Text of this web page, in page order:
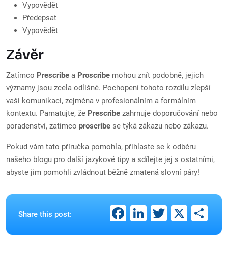
Vypovědět
Předepsat
Vypovědět
Závěr
Zatímco Prescribe a Proscribe mohou znít podobně, jejich
významy jsou zcela odlišné. Pochopení tohoto rozdílu zlepší
vaši komunikaci, zejména v profesionálním a formálním
kontextu. Pamatujte, že Prescribe zahrnuje doporučování nebo
poradenství, zatímco proscribe se týká zákazu nebo zákazu.
Pokud vám tato příručka pomohla, přihlaste se k odběru
našeho blogu pro další jazykové tipy a sdílejte jej s ostatními,
abyste jim pomohli zvládnout běžně zmatená slovní páry!
Share this post: Facebook
LinkedIn
Twitter
X